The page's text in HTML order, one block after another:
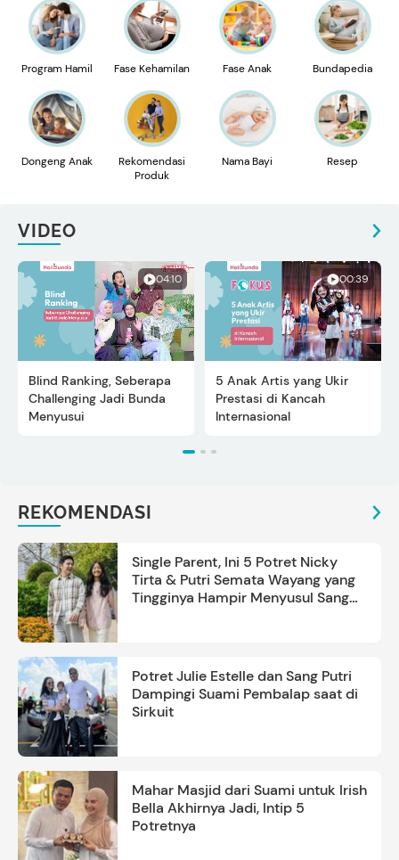
Program Hamil Fase Kehamilan Fase Anak Bundapedia
Dongeng Anak
Rekomendasi
Produk
Nama Bayi Resep
VIDEO
04:10
Blind Ranking, Seberapa
Challenging Jadi Bunda
Menyusui
00:39
5 Anak Artis yang Ukir
Prestasi di Kancah
Internasional
REKOMENDASI
Single Parent, Ini 5 Potret Nicky
Tirta & Putri Semata Wayang yang
Tingginya Hampir Menyusul Sang
Potret Julie Estelle dan Sang Putri
Dampingi Suami Pembalap saat di
Sirkuit
Mahar Masjid dari Suami untuk Irish
Bella Akhirnya Jadi, Intip 5
Potretnya